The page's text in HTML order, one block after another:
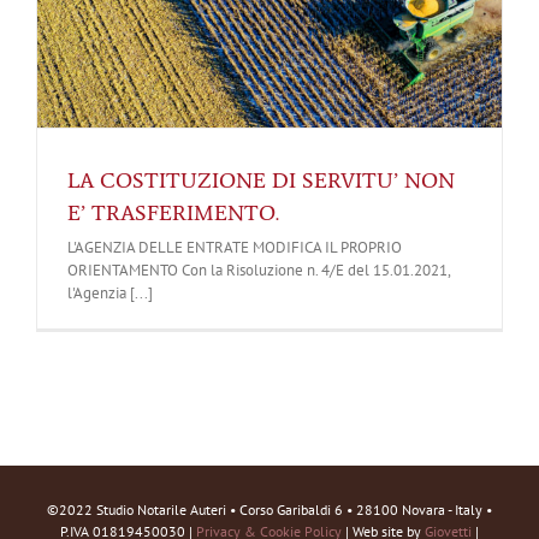
LA COSTITUZIONE DI SERVITU’ NON
E’ TRASFERIMENTO.
L'AGENZIA DELLE ENTRATE MODIFICA IL PROPRIO
ORIENTAMENTO Con la Risoluzione n. 4/E del 15.01.2021,
l'Agenzia [...]
©2022 Studio Notarile Auteri • Corso Garibaldi 6 • 28100 Novara - Italy •
P.IVA 01819450030 | Privacy & Cookie Policy | Web site by Giovetti |